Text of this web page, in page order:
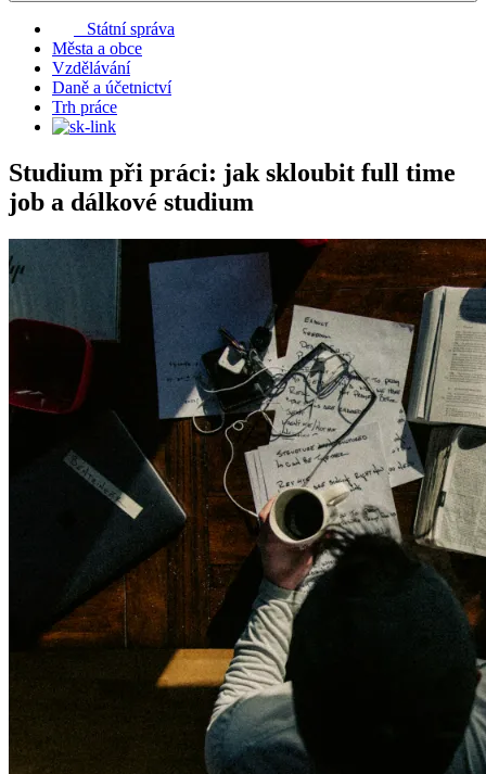
Státní správa
Města a obce
Vzdělávání
Daně a účetnictví
Trh práce
Studium při práci: jak skloubit full time
job a dálkové studium